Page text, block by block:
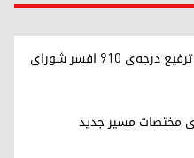
موافقت رئیس اقلیم کوردستان با ترفیع درجه‌ی ۹۱۰ افسر شورای
مختصات مسیر جدید